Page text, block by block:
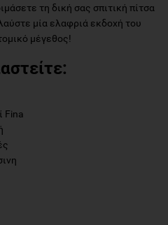
τη δική σας σπιτική πίτσα
μία ελαφριά εκδοχή του
μέγεθος!
Fina